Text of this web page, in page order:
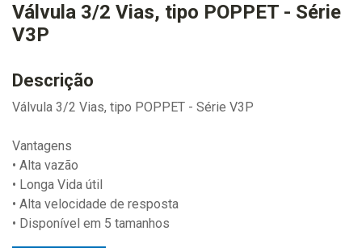
Válvula 3/2 Vias, tipo POPPET - Série
V3P
Descrição
Válvula 3/2 Vias, tipo POPPET - Série V3P
Vantagens
• Alta vazão
• Longa Vida útil
• Alta velocidade de resposta
• Disponível em 5 tamanhos